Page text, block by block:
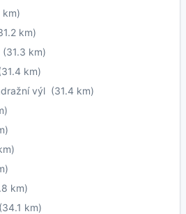
km)
km)
(31.3 km)
km)
výl (31.4 km)
km)
km)